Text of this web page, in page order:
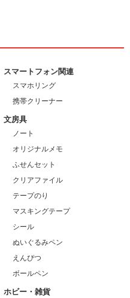
スマートフォン関連
スマホリング
携帯クリーナー
文房具
ノート
オリジナルメモ
ふせんセット
クリアファイル
テープのり
マスキングテープ
シール
ぬいぐるみペン
えんぴつ
ボールペン
ホビー・雑貨